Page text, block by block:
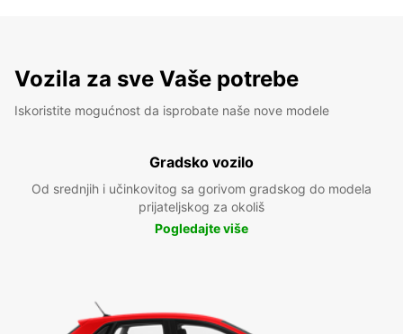
Vozila za sve Vaše potrebe
Iskoristite mogućnost da isprobate naše nove modele
Gradsko vozilo
Od srednjih i učinkovitog sa gorivom gradskog do modela
prijateljskog za okoliš
Pogledajte više